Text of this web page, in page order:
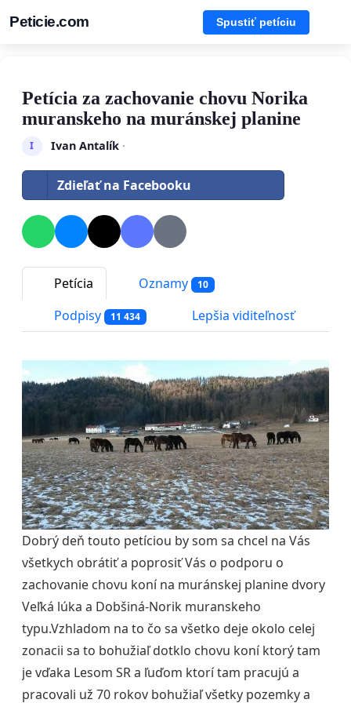
Peticie.com Spustiť petíciu
Petícia za zachovanie chovu Norika
muranskeho na muránskej planine
I Ivan Antalík·
Zdieľať na Facebooku
Petícia Oznamy 10
Podpisy 11 434 Lepšia viditeľnosť
Dobrý deň touto petíciou by som sa chcel na Vás
všetkych obrátiť a poprosiť Vás o podporu o
zachovanie chovu koní na muránskej planine dvory
Veľká lúka a Dobšiná-Norik muranskeho
typu.Vzhladom na to čo sa všetko deje okolo celej
zonacii sa to bohužiaľ dotklo chovu koní ktorý tam
je vďaka Lesom SR a ľuďom ktorí tam pracujú a
pracovali už 70 rokov bohužiaľ všetky pozemky a